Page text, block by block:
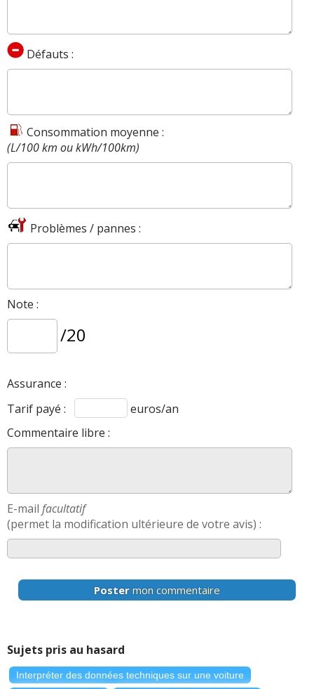
Défauts :
Consommation moyenne :
(L/100 km ou kWh/100km)
Problèmes / pannes :
Note :
/20
Assurance :
Tarif payé :
euros/an
Commentaire libre :
E-mail facultatif
(permet la modification ultérieure de votre avis) :
Poster mon commentaire
Sujets pris au hasard
Interpréter des données techniques sur une voiture